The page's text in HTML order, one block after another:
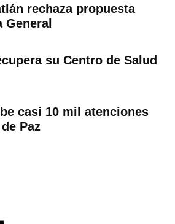
rechaza propuesta
General
su Centro de Salud
casi 10 mil atenciones
Paz